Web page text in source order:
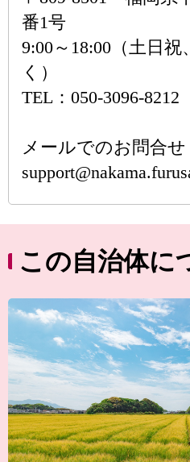
番1号
9:00～18:00（土日
く）
TEL：050-3096-8212
メールでのお問合せ
この自治体に